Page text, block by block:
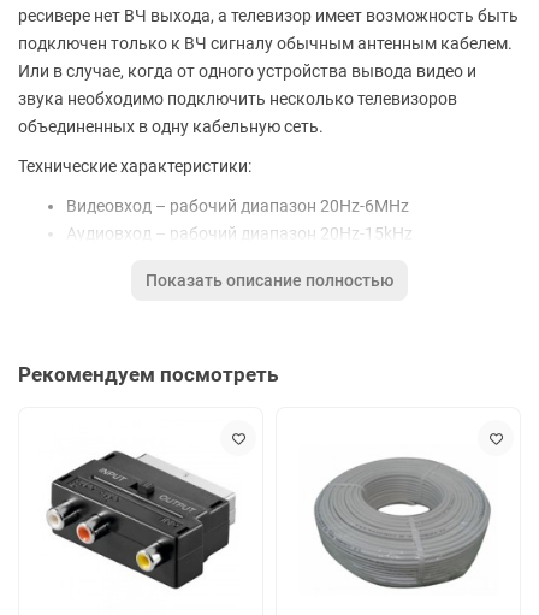
ресивере нет ВЧ выхода, а телевизор имеет возможность быть
подключен только к ВЧ сигналу обычным антенным кабелем.
Или в случае, когда от одного устройства вывода видео и
звука необходимо подключить несколько телевизоров
объединенных в одну кабельную сеть.
Технические характеристики:
Видеовход – рабочий диапазон 20Hz-6MHz
Аудиовход – рабочий диапазон 20Hz-15kHz
ВЧ выход - каналы на выходе с 1 по 69
шагом 0.25МГц
Работает в диапазоне температур -10, +50С
Цена действительна только для интернет-магазина и может
отличаться от цен в розничных магазинах.
Показать описание полностью
Рекомендуем посмотреть